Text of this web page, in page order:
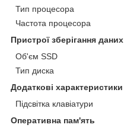
Тип процесора
Частота процесора
Пристрої зберігання даних
Об'єм SSD
Тип диска
Додаткові характеристики
Підсвітка клавіатури
Оперативна пам'ять